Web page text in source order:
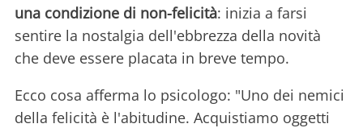
una condizione di non-felicità: inizia a farsi
sentire la nostalgia dell'ebbrezza della novità
che deve essere placata in breve tempo.
Ecco cosa afferma lo psicologo: "Uno dei nemici
della felicità è l'abitudine. Acquistiamo oggetti